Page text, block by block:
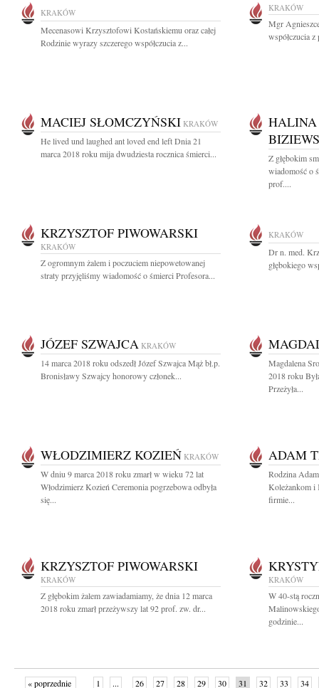
KRAKÓW
Mecenasowi Krzysztofowi Kostańskiemu oraz całej
Rodzinie wyrazy szczerego współczucia z...
KRAKÓW
Mgr
współczucia
MACIEJ SŁOMCZYŃSKI KRAKÓW
He lived und laughed ant loved end left Dnia 21
marca 2018 roku mija dwudziesta rocznica śmierci...
HALINA
Z głębokim
wiadomość o
prof....
KRZYSZTOF PIWOWARSKI
KRAKÓW
Z ogromnym żalem i poczuciem niepowetowanej
straty przyjęliśmy wiadomość o śmierci Profesora...
KRAKÓW
Dr n. med.
głębokiego
JÓZEF SZWAJCA KRAKÓW
14 marca 2018 roku odszedł Józef Szwajca Mąż bł.p.
Bronisławy Szwajcy honorowy członek...
Magdalena
2018 roku
Przeżyła...
WŁODZIMIERZ KOZIEŃ KRAKÓW
W dniu 9 marca 2018 roku zmarł w wieku 72 lat
Włodzimierz Kozień Ceremonia pogrzebowa odbyła
się...
ADAM
Rodzina
Koleżankom i
firmie...
KRZYSZTOF PIWOWARSKI
KRAKÓW
Z głębokim żalem zawiadamiamy, że dnia 12 marca
2018 roku zmarł przeżywszy lat 92 prof. zw. dr...
KRAKÓW
W 40-stą
godzinie...
« poprzednie 1 ... 26 27 28 29 30 31 32 33 34